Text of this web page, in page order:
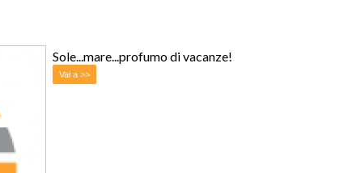
Sole...mare...profumo di vacanze!
Vai a >>